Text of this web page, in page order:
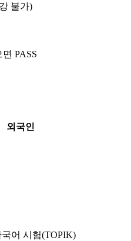
불가)
PASS
외국인
어 시험(TOPIK)